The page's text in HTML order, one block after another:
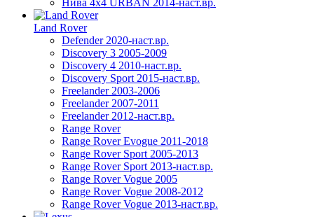
Land Rover
Defender 2020-наст.вр.
Discovery 3 2005-2009
Discovery 4 2010-наст.вр.
Discovery Sport 2015-наст.вр.
Freelander 2003-2006
Freelander 2007-2011
Freelander 2012-наст.вр.
Range Rover
Range Rover Evogue 2011-2018
Range Rover Sport 2005-2013
Range Rover Sport 2013-наст.вр.
Range Rover Vogue 2005
Range Rover Vogue 2008-2012
Range Rover Vogue 2013-наст.вр.